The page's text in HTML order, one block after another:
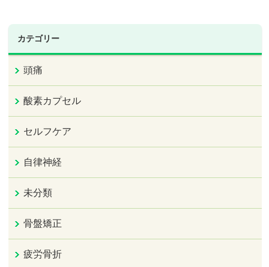
カテゴリー
頭痛
酸素カプセル
セルフケア
自律神経
未分類
骨盤矯正
疲労骨折